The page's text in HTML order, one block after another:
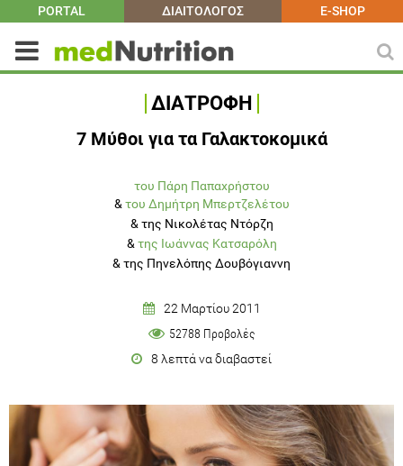
PORTAL ΔΙΑΙΤΟΛΟΓΟΣ E-SHOP
ΔΙΑΤΡΟΦΗ
7 Μύθοι για τα Γαλακτοκομικά
του Πάρη Παπαχρήστου
& του Δημήτρη Μπερτζελέτου
& της Νικολέτας Ντόρζη
& της Ιωάννας Κατσαρόλη
& της Πηνελόπης Δουβόγιαννη
22 Μαρτίου 2011
52788 Προβολές
8 λεπτά να διαβαστεί